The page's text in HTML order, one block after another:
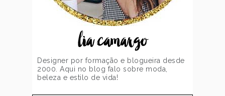
lia camargo
Designer por formação e blogueira desde
2000. Aqui no blog falo sobre moda,
beleza e estilo de vida!